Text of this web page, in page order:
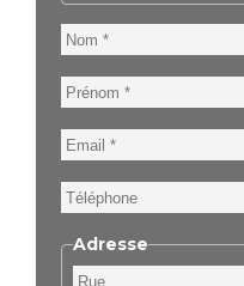
Nom
Prénom
Email
Téléphone
Adresse
Rue